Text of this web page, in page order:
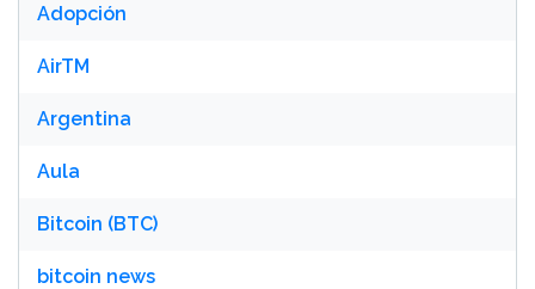
Adopción
AirTM
Argentina
Aula
Bitcoin (BTC)
bitcoin news